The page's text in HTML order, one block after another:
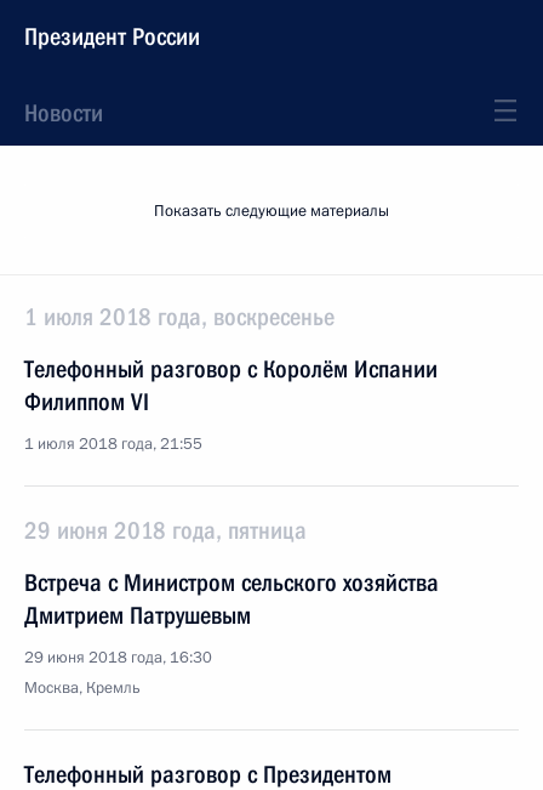
Президент России
Новости
Показать следующие материалы
1 июля 2018 года, воскресенье
Телефонный разговор с Королём Испании
Филиппом VI
1 июля 2018 года, 21:55
29 июня 2018 года, пятница
Встреча с Министром сельского хозяйства
Дмитрием Патрушевым
29 июня 2018 года, 16:30
Москва, Кремль
Телефонный разговор с Президентом